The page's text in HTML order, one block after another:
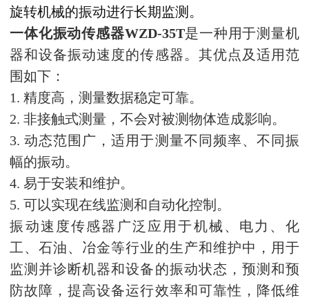
旋转机械的振动进行长期监测。
一体化振动传感器WZD-35T是一种用于测量机
器和设备振动速度的传感器。其优点及适用范
围如下：
1. 精度高，测量数据稳定可靠。
2. 非接触式测量，不会对被测物体造成影响。
3. 动态范围广，适用于测量不同频率、不同振
幅的振动。
4. 易于安装和维护。
5. 可以实现在线监测和自动化控制。
振动速度传感器广泛应用于机械、电力、化
工、石油、冶金等行业的生产和维护中，用于
监测并诊断机器和设备的振动状态，预测和预
防故障，提高设备运行效率和可靠性，降低维